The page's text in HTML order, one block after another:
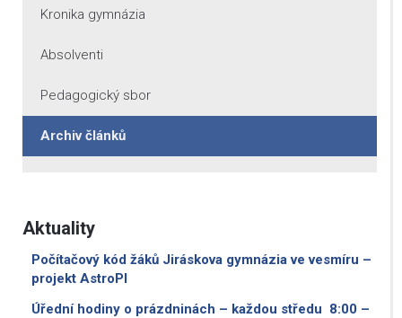
Kronika gymnázia
Absolventi
Pedagogický sbor
Archiv článků
Aktuality
Počítačový kód žáků Jiráskova gymnázia ve vesmíru –
projekt AstroPI
Úřední hodiny o prázdninách – každou středu 8:00 –